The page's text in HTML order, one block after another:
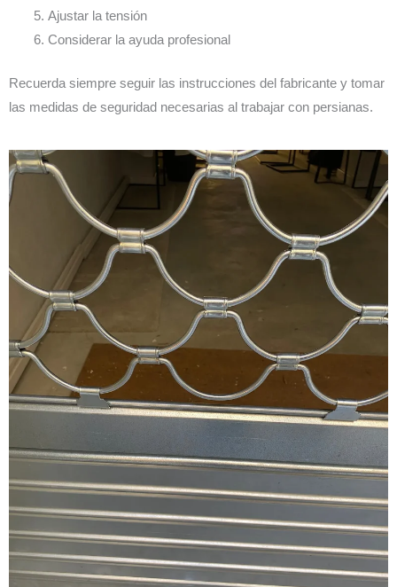
Ajustar la tensión
Considerar la ayuda profesional
Recuerda siempre seguir las instrucciones del fabricante y tomar
las medidas de seguridad necesarias al trabajar con persianas.